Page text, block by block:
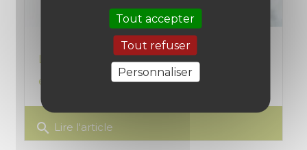
Les oiseaux du jardin en hiver : Qui sont-ils
et comment vivent-ils ?
search Lire l'article
Tout accepter
Tout refuser
Personnaliser